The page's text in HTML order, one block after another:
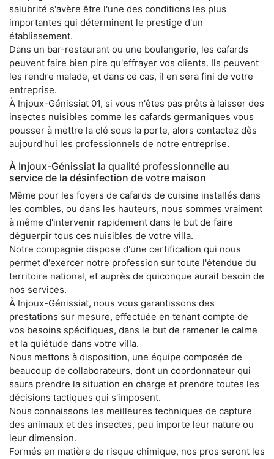
salubrité s'avère être l'une des conditions les plus
importantes qui déterminent le prestige d'un
établissement.
Dans un bar-restaurant ou une boulangerie, les cafards
peuvent faire bien pire qu'effrayer vos clients. Ils peuvent
les rendre malade, et dans ce cas, il en sera fini de votre
entreprise.
À Injoux-Génissiat 01, si vous n'êtes pas prêts à laisser des
insectes nuisibles comme les cafards germaniques vous
pousser à mettre la clé sous la porte, alors contactez dès
aujourd'hui les professionnels de notre entreprise.
À Injoux-Génissiat la qualité professionnelle au
service de la désinfection de votre maison
Même pour les foyers de cafards de cuisine installés dans
les combles, ou dans les hauteurs, nous sommes vraiment
à même d'intervenir rapidement dans le but de faire
déguerpir tous ces nuisibles de votre villa.
Notre compagnie dispose d'une certification qui nous
permet d'exercer notre profession sur toute l'étendue du
territoire national, et auprès de quiconque aurait besoin de
nos services.
À Injoux-Génissiat, nous vous garantissons des
prestations sur mesure, effectuée en tenant compte de
vos besoins spécifiques, dans le but de ramener le calme
et la quiétude dans votre villa.
Nous mettons à disposition, une équipe composée de
beaucoup de collaborateurs, dont un coordonnateur qui
saura prendre la situation en charge et prendre toutes les
décisions tactiques qui s'imposent.
Nous connaissons les meilleures techniques de capture
des animaux et des insectes, peu importe leur nature ou
leur dimension.
Formés en matière de risque chimique, nos pros seront les